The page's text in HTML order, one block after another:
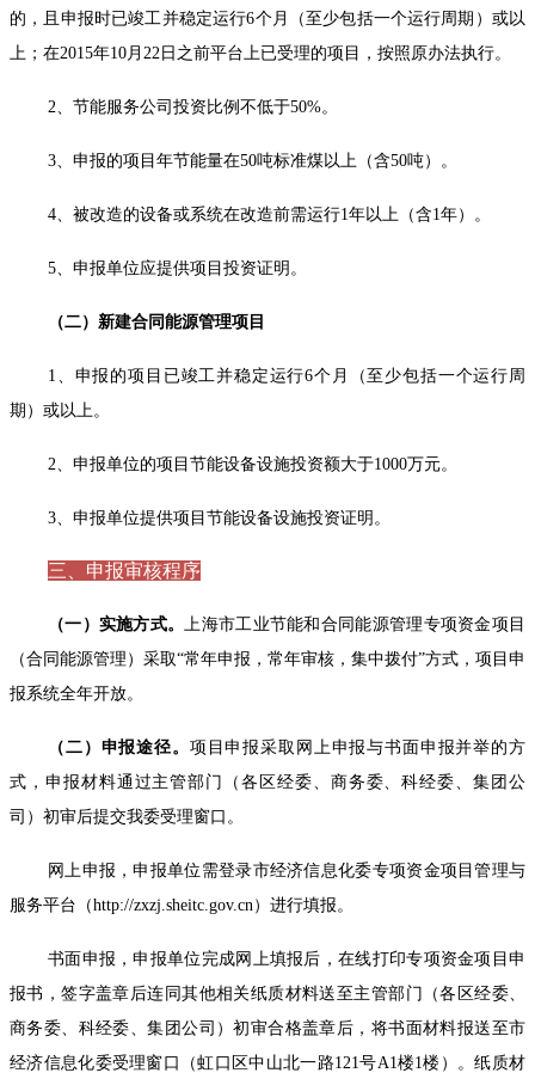
的，且申报时已竣工并稳定运行6个月（至少包括一个运行周期）或以
上；在2015年10月22日之前平台上已受理的项目，按照原办法执行。
2、节能服务公司投资比例不低于50%。
3、申报的项目年节能量在50吨标准煤以上（含50吨）。
4、被改造的设备或系统在改造前需运行1年以上（含1年）。
5、申报单位应提供项目投资证明。
（二）新建合同能源管理项目
1、申报的项目已竣工并稳定运行6个月（至少包括一个运行周
期）或以上。
2、申报单位的项目节能设备设施投资额大于1000万元。
3、申报单位提供项目节能设备设施投资证明。
三、申报审核程序
（一）实施方式。上海市工业节能和合同能源管理专项资金项目
（合同能源管理）采取“常年申报，常年审核，集中拨付”方式，项目申
报系统全年开放。
（二）申报途径。 项目申报采取网上申报与书面申报并举的方
式，申报材料通过主管部门（各区经委、商务委、科经委、集团公
司）初审后提交我委受理窗口。
网上申报，申报单位需登录市经济信息化委专项资金项目管理与
服务平台（http://zxzj.sheitc.gov.cn）进行填报。
书面申报，申报单位完成网上填报后，在线打印专项资金项目申
报书，签字盖章后连同其他相关纸质材料送至主管部门（各区经委、
商务委、科经委、集团公司）初审合格盖章后，将书面材料报送至市
经济信息化委受理窗口（虹口区中山北一路121号A1楼1楼）。纸质材